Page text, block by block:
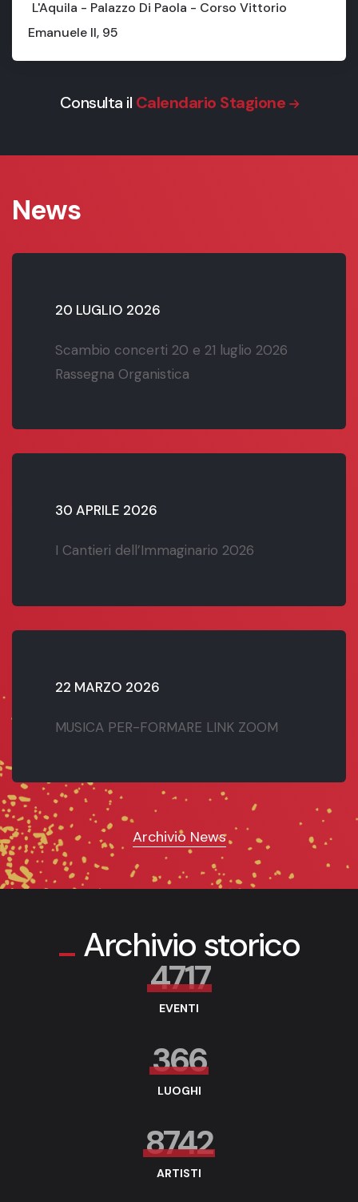
L'Aquila - Palazzo Di Paola - Corso Vittorio
Emanuele II, 95
Consulta il Calendario Stagione
News
20 LUGLIO 2026
Scambio concerti 20 e 21 luglio 2026
Rassegna Organistica
30 APRILE 2026
I Cantieri dell’Immaginario 2026
22 MARZO 2026
MUSICA PER-FORMARE LINK ZOOM
Archivio News
Archivio storico
4717
EVENTI
366
LUOGHI
8742
ARTISTI